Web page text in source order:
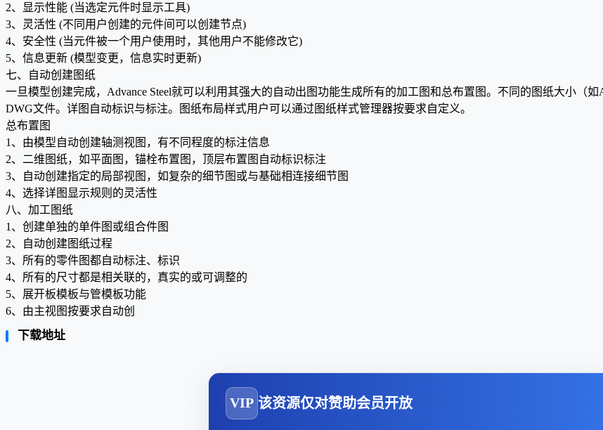
2、显示性能 (当选定元件时显示工具)
3、灵活性 (不同用户创建的元件间可以创建节点)
4、安全性 (当元件被一个用户使用时，其他用户不能修改它)
5、信息更新 (模型变更，信息实时更新)
七、自动创建图纸
一旦模型创建完成，Advance Steel就可以利用其强大的自动出图功能生成所有的加工图和总布置图。不同的图纸大小（
DWG文件。详图自动标识与标注。图纸布局样式用户可以通过图纸样式管理器按要求自定义。
总布置图
1、由模型自动创建轴测视图，有不同程度的标注信息
2、二维图纸，如平面图，锚栓布置图，顶层布置图自动标识标注
3、自动创建指定的局部视图，如复杂的细节图或与基础相连接细节图
4、选择详图显示规则的灵活性
八、加工图纸
1、创建单独的单件图或组合件图
2、自动创建图纸过程
3、所有的零件图都自动标注、标识
4、所有的尺寸都是相关联的，真实的或可调整的
5、展开板模板与管模板功能
6、由主视图按要求自动创
下载地址
VIP 该资源仅对赞助会员开放